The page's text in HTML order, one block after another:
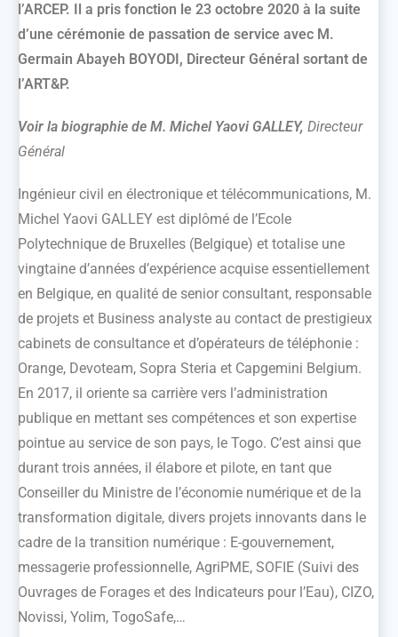
l’ARCEP. Il a pris fonction le 23 octobre 2020 à la suite
d’une cérémonie de passation de service avec M.
Germain Abayeh BOYODI, Directeur Général sortant de
l’ART&P.
Voir la biographie de M. Michel Yaovi GALLEY, Directeur
Général
Ingénieur civil en électronique et télécommunications, M.
Michel Yaovi GALLEY est diplômé de l’Ecole
Polytechnique de Bruxelles (Belgique) et totalise une
vingtaine d’années d’expérience acquise essentiellement
en Belgique, en qualité de senior consultant, responsable
de projets et Business analyste au contact de prestigieux
cabinets de consultance et d’opérateurs de téléphonie :
Orange, Devoteam, Sopra Steria et Capgemini Belgium.
En 2017, il oriente sa carrière vers l’administration
publique en mettant ses compétences et son expertise
pointue au service de son pays, le Togo. C’est ainsi que
durant trois années, il élabore et pilote, en tant que
Conseiller du Ministre de l’économie numérique et de la
transformation digitale, divers projets innovants dans le
cadre de la transition numérique : E-gouvernement,
messagerie professionnelle, AgriPME, SOFIE (Suivi des
Ouvrages de Forages et des Indicateurs pour l’Eau), CIZO,
Novissi, Yolim, TogoSafe,…